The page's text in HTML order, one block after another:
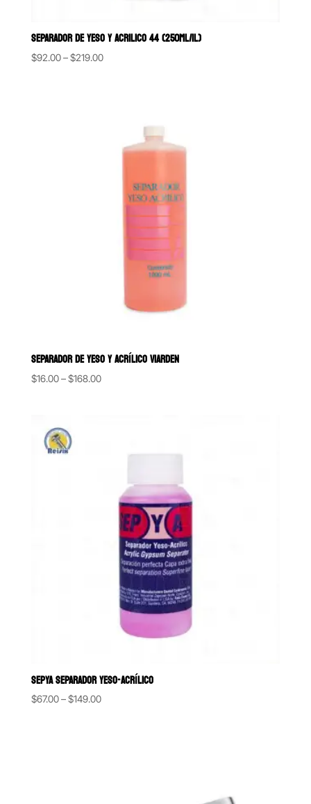
SEPARADOR DE YESO Y ACRILICO 44 (250ML/1L)
$92.00–$219.00Price
SEPARADOR DE YESO Y ACRÍLICO VIARDEN
$16.00–$168.00Price
SEPYA SEPARADOR YESO-ACRÍLICO
$67.00–$149.00Price